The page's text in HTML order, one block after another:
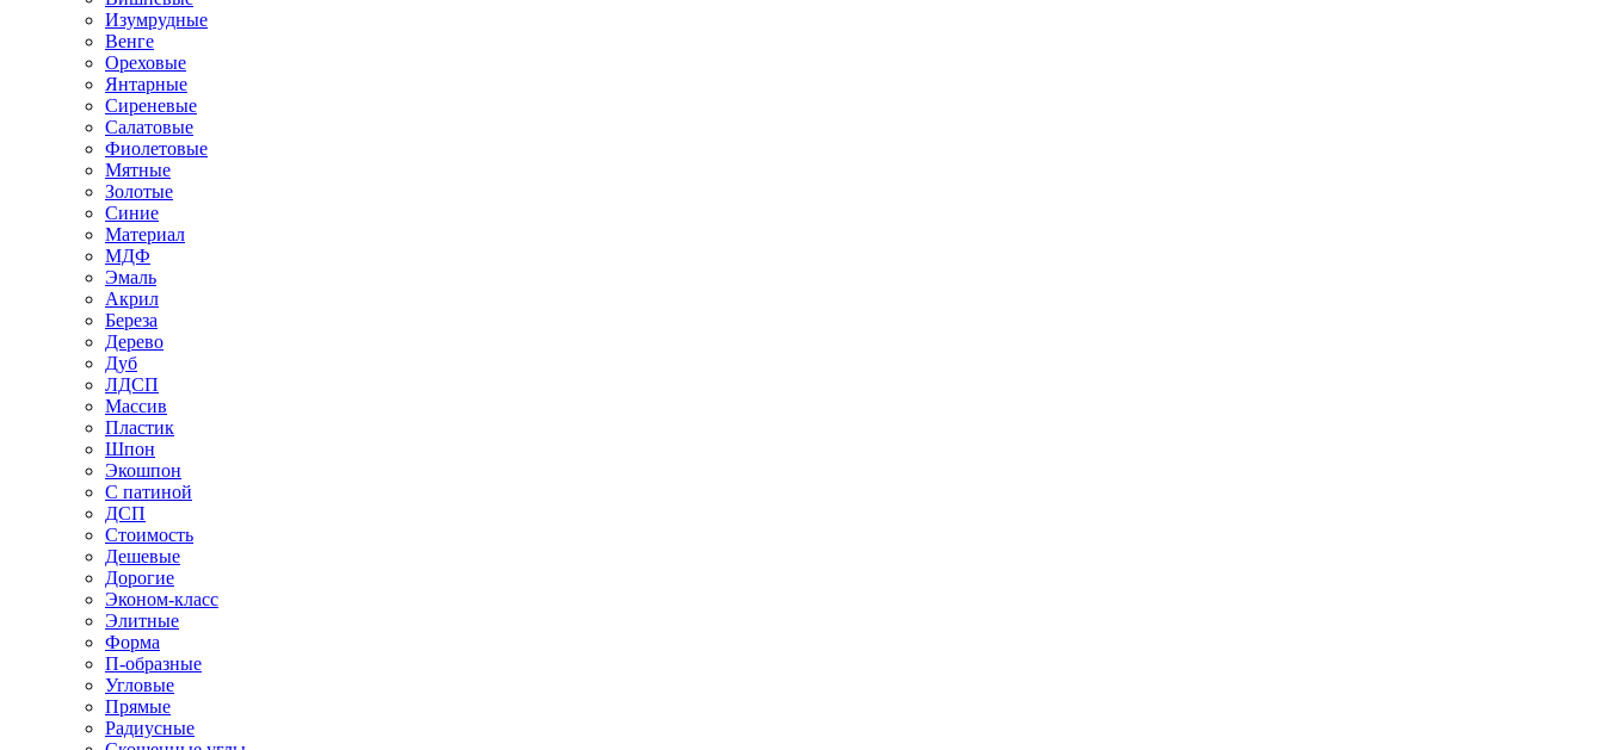
Изумрудные
Венге
Ореховые
Янтарные
Сиреневые
Салатовые
Фиолетовые
Мятные
Золотые
Синие
Материал
МДФ
Эмаль
Акрил
Береза
Дерево
Дуб
ЛДСП
Массив
Пластик
Шпон
Экошпон
С патиной
ДСП
Стоимость
Дешевые
Дорогие
Эконом-класс
Элитные
Форма
П-образные
Угловые
Прямые
Радиусные